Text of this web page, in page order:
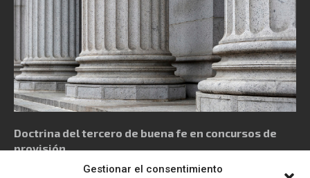
Gestionar el consentimiento
Doctrina del tercero de buena fe en concursos de
provisión